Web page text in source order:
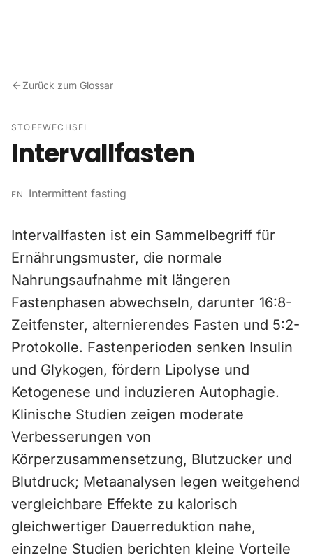
Zurück zum Glossar
STOFFWECHSEL
Intervallfasten
EN Intermittent fasting
Intervallfasten ist ein Sammelbegriff für
Ernährungsmuster, die normale
Nahrungsaufnahme mit längeren
Fastenphasen abwechseln, darunter 16:8-
Zeitfenster, alternierendes Fasten und 5:2-
Protokolle. Fastenperioden senken Insulin
und Glykogen, fördern Lipolyse und
Ketogenese und induzieren Autophagie.
Klinische Studien zeigen moderate
Verbesserungen von
Körperzusammensetzung, Blutzucker und
Blutdruck; Metaanalysen legen weitgehend
vergleichbare Effekte zu kalorisch
gleichwertiger Dauerreduktion nahe,
einzelne Studien berichten kleine Vorteile